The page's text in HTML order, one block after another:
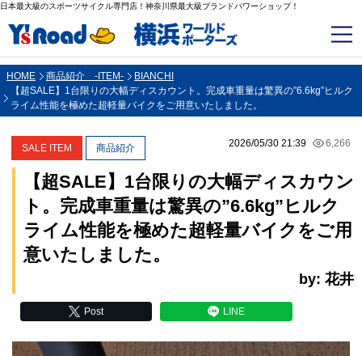
日本最大級のスポーツサイクル専門店！神奈川県最大級ブランドパワーショップ！
HOME 商品紹介 -ITEM-
BIANCHI
【超SALE】1台限りの大幅ディスカウント。完成車重量は驚異の”6.6kg”ヒルク
ライム性能を極めた超軽量バイクをご用意いたしました。
2026/05/30 21:39 6,266
SALE ITEM 商品紹介
【超SALE】1台限りの大幅ディスカウン
ト。完成車重量は驚異の”6.6kg”ヒルク
ライム性能を極めた超軽量バイクをご用
意いたしました。
by: 花井
Post LINE